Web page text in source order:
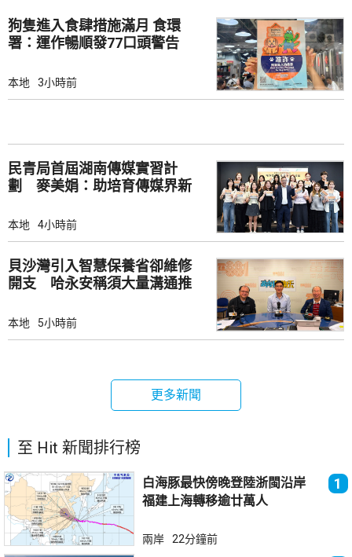
狗隻進入食肆措施滿月 食環
署：運作暢順發77口頭警告
本地 3小時前
民青局首屆湖南傳媒實習計
劃 麥美娟：助培育傳媒界新
本地 4小時前
貝沙灣引入智慧保養省卻維修
開支 哈永安稱須大量溝通推
本地 5小時前
更多新聞
至 Hit 新聞排行榜
白海豚最快傍晚登陸浙閩沿岸
福建上海轉移逾廿萬人
1
兩岸 22分鐘前